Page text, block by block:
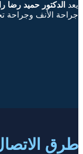
الدكتور حميد رضا
الأنف وجراحة
الاتصال